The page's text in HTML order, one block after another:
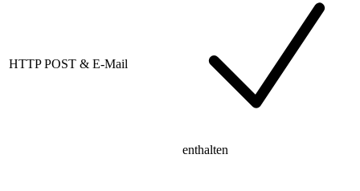
HTTP POST & E-Mail
enthalten